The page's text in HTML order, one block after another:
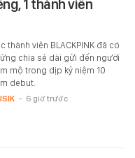
1 thành viên
thành viên BLACKPINK đã có
chia sẻ dài gửi đến người
mộ trong dịp kỷ niệm 10
debut.
- 6 giờ trước